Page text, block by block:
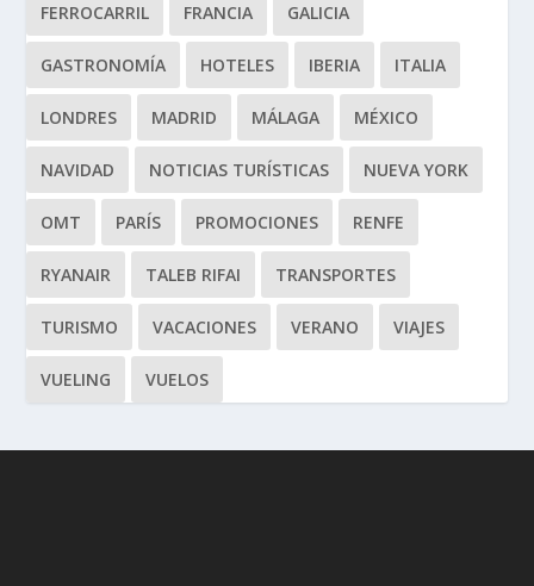
FERROCARRIL FRANCIA GALICIA
GASTRONOMÍA HOTELES IBERIA ITALIA
LONDRES MADRID MÁLAGA MÉXICO
NAVIDAD NOTICIAS TURÍSTICAS NUEVA YORK
OMT PARÍS PROMOCIONES RENFE
RYANAIR TALEB RIFAI TRANSPORTES
TURISMO VACACIONES VERANO VIAJES
VUELING VUELOS